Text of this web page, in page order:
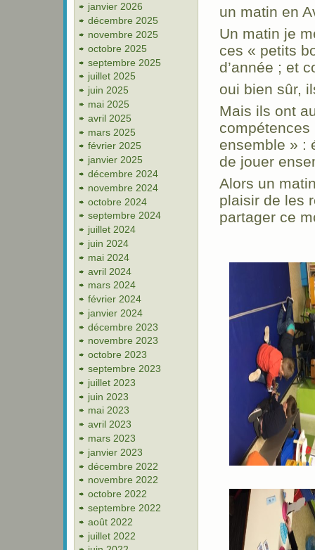
janvier 2026
décembre 2025
novembre 2025
octobre 2025
septembre 2025
juillet 2025
juin 2025
mai 2025
avril 2025
mars 2025
février 2025
janvier 2025
décembre 2024
novembre 2024
octobre 2024
septembre 2024
juillet 2024
juin 2024
mai 2024
avril 2024
mars 2024
février 2024
janvier 2024
décembre 2023
novembre 2023
octobre 2023
septembre 2023
juillet 2023
juin 2023
mai 2023
avril 2023
mars 2023
janvier 2023
décembre 2022
novembre 2022
octobre 2022
septembre 2022
août 2022
juillet 2022
un matin en
Un matin je
ces « petits
d’année ; et
oui bien sûr,
Mais ils ont
ensemble » :
de jouer
Alors un
plaisir de les
partager ce